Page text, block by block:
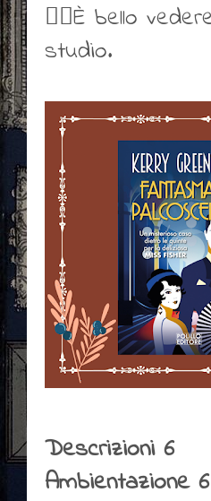
👍🏻È bello
studio.
Descrizioni 6
Ambientazione 6